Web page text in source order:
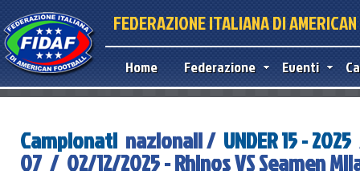
FEDERAZIONE ITALIANA DI
Home Federazione Eventi
Campionati nazionali / UNDER 15 - 2025
07 / 02/12/2025 - Rhinos VS Seamen